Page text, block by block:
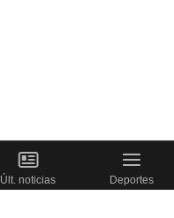
Últ. noticias Deportes